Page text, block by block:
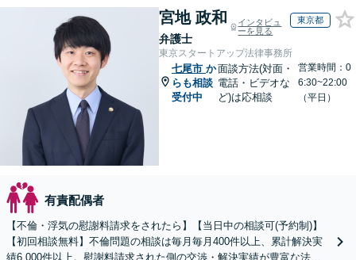
宮地 政和
弁護士
インタビュ
ーを見る
東京都
東京スタートアップ法律事務所
七尾市 か
らも相談
受付中
面談方法(対面・
電話・ビデオな
ど)は応相談
営業時間：0
6:30~22:00
（平日）
有責配偶者
【不倫・浮気の慰謝料請求をされたら】【当日中の相談可(予約制)】
【初回相談無料】不倫問題の相談は毎月毎月400件以上、累計解決実
績6,000件以上。慰謝料請求された側の交渉・解決実績が豊富な法律